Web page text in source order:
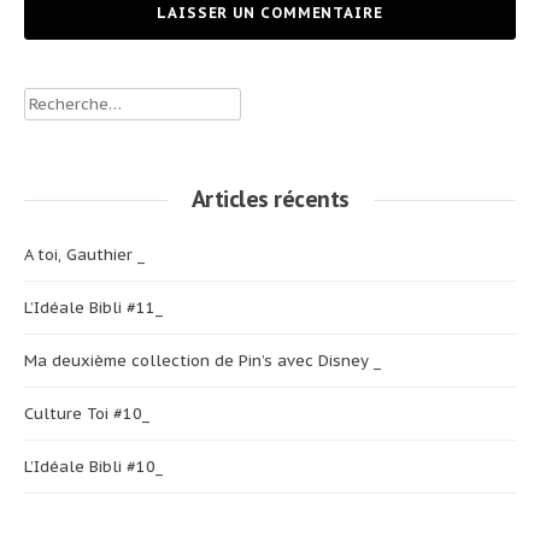
Rechercher :
Articles récents
A toi, Gauthier _
L’Idéale Bibli #11_
Ma deuxième collection de Pin’s avec Disney _
Culture Toi #10_
L’Idéale Bibli #10_